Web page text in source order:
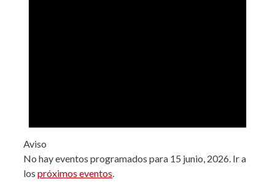
Aviso
No hay eventos programados para 15 junio, 2026. Ir a
los próximos eventos.